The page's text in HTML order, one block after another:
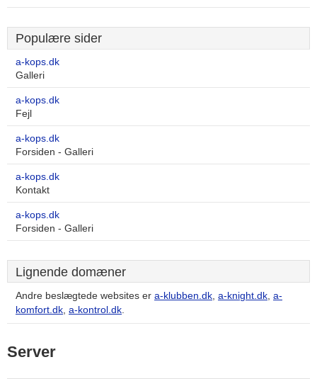
Populære sider
a-kops.dk
Galleri
a-kops.dk
Fejl
a-kops.dk
Forsiden - Galleri
a-kops.dk
Kontakt
a-kops.dk
Forsiden - Galleri
Lignende domæner
Andre beslægtede websites er a-klubben.dk, a-knight.dk, a-
komfort.dk, a-kontrol.dk.
Server